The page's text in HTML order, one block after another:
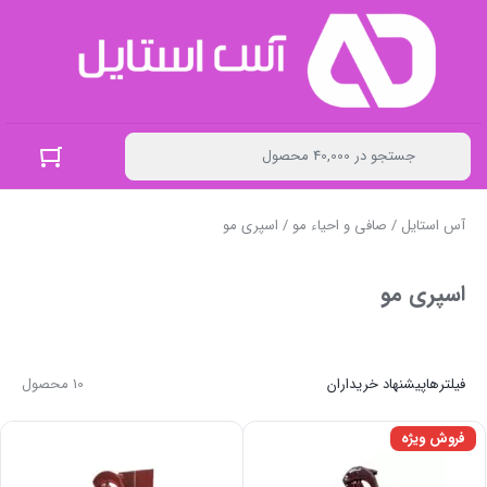
آس استایل / صافی و احیاء مو / اسپری مو
اسپری مو
10 محصول فیلترهاپیشنهاد خریداران
فروش ویژه